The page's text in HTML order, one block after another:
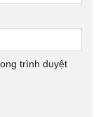
trình duyệt